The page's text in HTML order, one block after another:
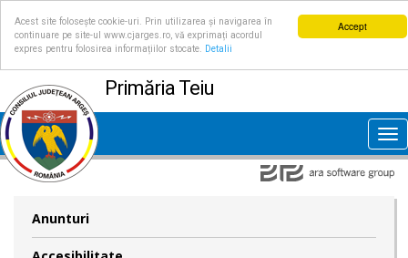
Accept
Acest site folosește cookie-uri. Prin utilizarea și navigarea în
continuare pe site-ul www.cjarges.ro, vă exprimați acordul
expres pentru folosirea informațiilor stocate.
Detalii
Primăria Teiu
Anunturi